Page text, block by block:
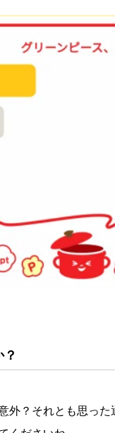
外？それとも思った